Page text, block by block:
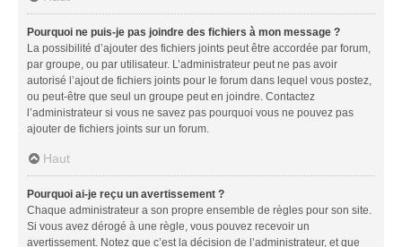
Pourquoi ne puis-je pas joindre des fichiers à mon message ?
La possibilité d’ajouter des fichiers joints peut être accordée par forum,
par groupe, ou par utilisateur. L’administrateur peut ne pas avoir
autorisé l’ajout de fichiers joints pour le forum dans lequel vous postez,
ou peut-être que seul un groupe peut en joindre. Contactez
l’administrateur si vous ne savez pas pourquoi vous ne pouvez pas
ajouter de fichiers joints sur un forum.
Haut
Pourquoi ai-je reçu un avertissement ?
Chaque administrateur a son propre ensemble de règles pour son site.
Si vous avez dérogé à une règle, vous pouvez recevoir un
avertissement. Notez que c’est la décision de l’administrateur, et que